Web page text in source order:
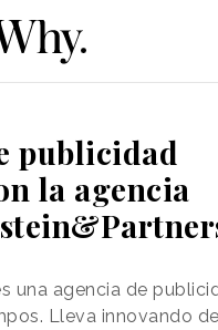
publicidad
la agencia
una agencia de
Lleva innovando